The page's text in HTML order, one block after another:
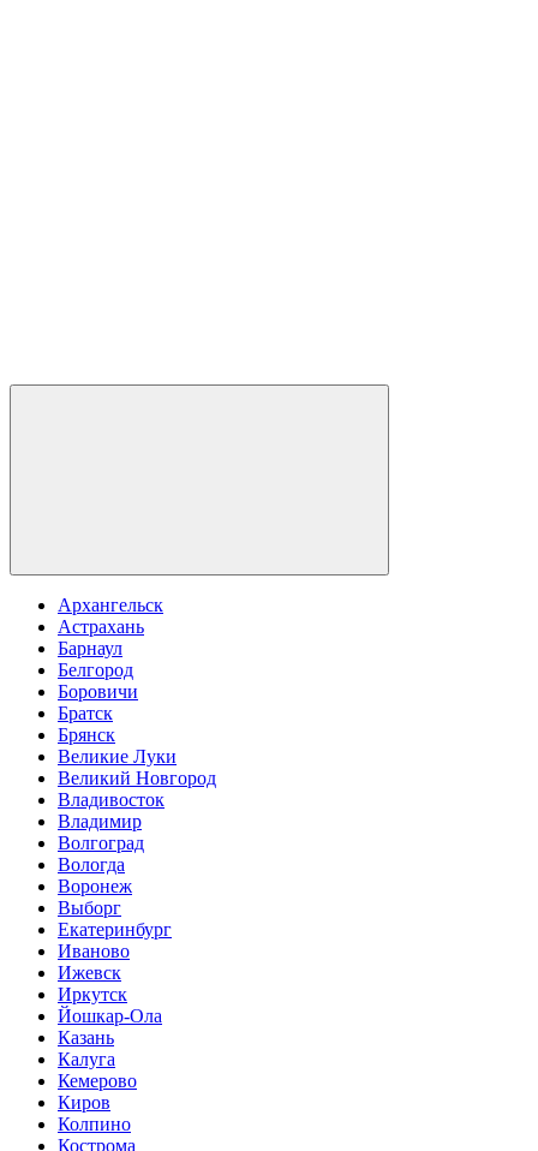
Архангельск
Астрахань
Барнаул
Белгород
Боровичи
Братск
Брянск
Великие Луки
Великий Новгород
Владивосток
Владимир
Волгоград
Вологда
Воронеж
Выборг
Екатеринбург
Иваново
Ижевск
Иркутск
Йошкар-Ола
Казань
Калуга
Кемерово
Киров
Колпино
Кострома